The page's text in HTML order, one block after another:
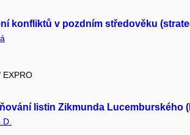
konfliktů v pozdním středověku
listin Zikmunda Lucemburského